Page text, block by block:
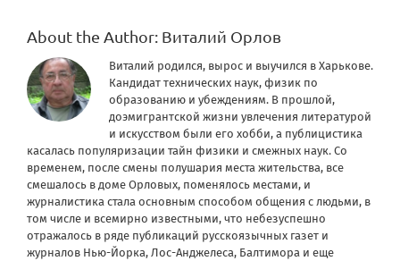
About the Author: Виталий Орлов
Виталий родился, вырос и выучился в Харькове.
Кандидат технических наук, физик по
образованию и убеждениям. В прошлой,
доэмигрантской жизни увлечения литературой
и искусством были его хобби, а публицистика
касалась популяризации тайн физики и смежных наук. Со
временем, после смены полушария места жительства, все
смешалось в доме Орловых, поменялось местами, и
журналистика стала основным способом общения с людьми, в
том числе и всемирно известными, что небезуспешно
отражалось в ряде публикаций русскоязычных газет и
журналов Нью-Йорка, Лос-Анджелеса, Балтимора и еще